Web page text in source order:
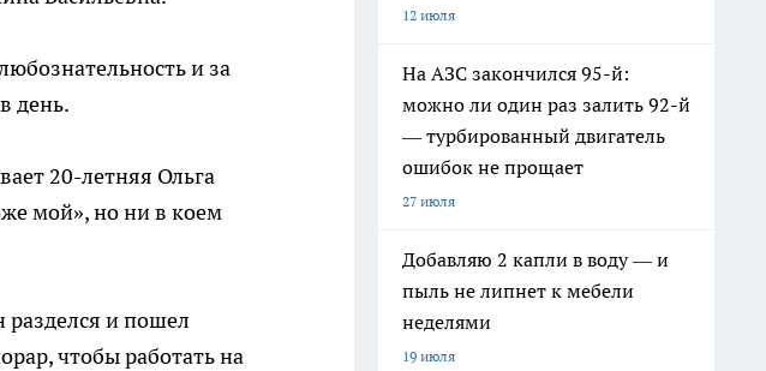
и за
день.
20-летняя Ольга
мой», но ни в коем
разделся и пошел
чтобы работать на
12 июля
На АЗС закончился 95-й:
можно ли один раз залить 92-й
— турбированный двигатель
ошибок не прощает
27 июля
Добавляю 2 капли в воду — и
пыль не липнет к мебели
неделями
19 июля